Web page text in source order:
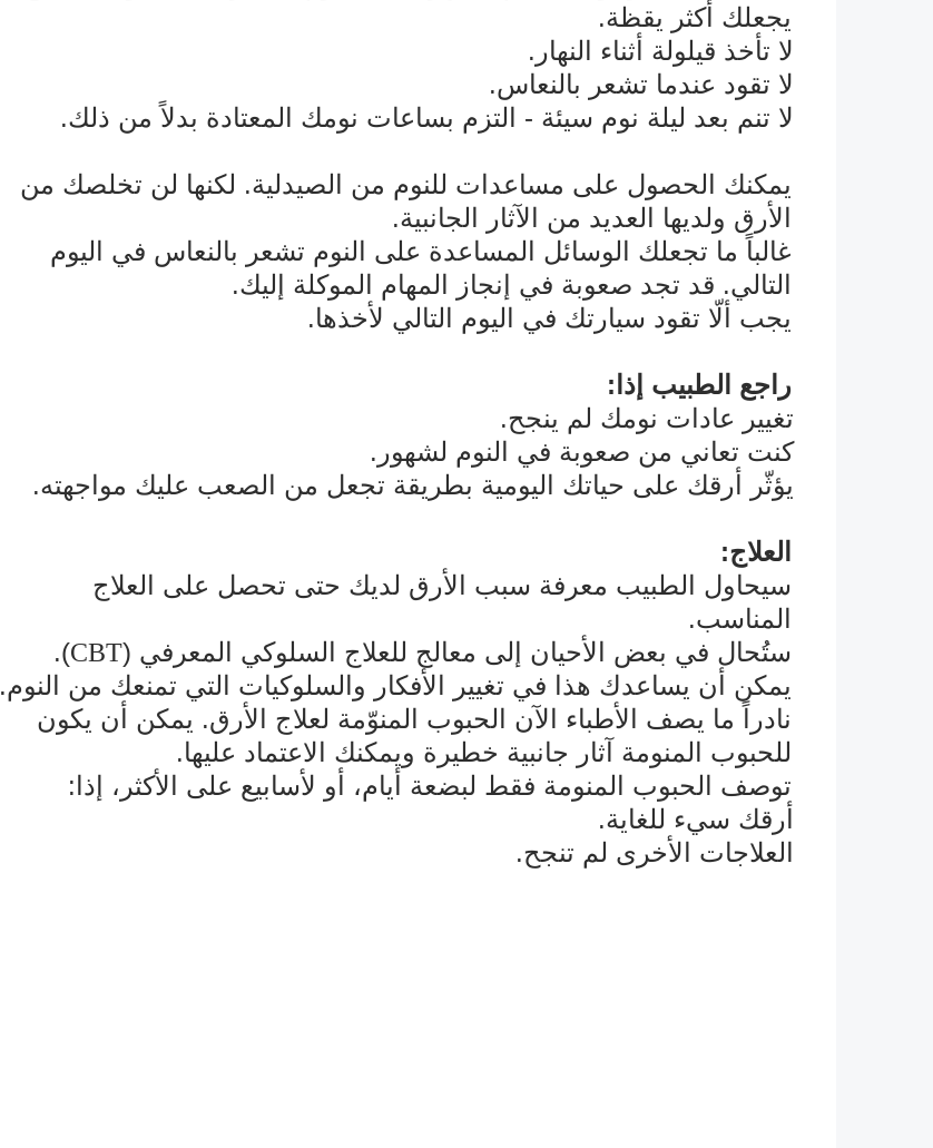
يجعلك أكثر يقظة.
لا تأخذ قيلولة أثناء النهار.
لا تقود عندما تشعر بالنعاس.
لا تنم بعد ليلة نوم سيئة - التزم بساعات نومك المعتادة بدلاً من ذلك.
يمكنك الحصول على مساعدات للنوم من الصيدلية. لكنها لن تخلصك من
الأرق ولديها العديد من الآثار الجانبية.
غالباً ما تجعلك الوسائل المساعدة على النوم تشعر بالنعاس في اليوم
التالي. قد تجد صعوبة في إنجاز المهام الموكلة إليك.
يجب ألّا تقود سيارتك في اليوم التالي لأخذها.
راجع الطبيب إذا:
تغيير عادات نومك لم ينجح.
كنت تعاني من صعوبة في النوم لشهور.
يؤثّر أرقك على حياتك اليومية بطريقة تجعل من الصعب عليك مواجهته.
العلاج:
سيحاول الطبيب معرفة سبب الأرق لديك حتى تحصل على العلاج
المناسب.
ستُحال في بعض الأحيان إلى معالج للعلاج السلوكي المعرفي (CBT
).
يمكن أن يساعدك هذا في تغيير الأفكار والسلوكيات التي تمنعك من النوم.
نادراً ما يصف الأطباء الآن الحبوب المنوّمة لعلاج الأرق. يمكن أن يكون
للحبوب المنومة آثار جانبية خطيرة ويمكنك الاعتماد عليها.
توصف الحبوب المنومة فقط لبضعة أيام، أو لأسابيع على الأكثر، إذا:
أرقك سيء للغاية.
العلاجات الأخرى لم تنجح.